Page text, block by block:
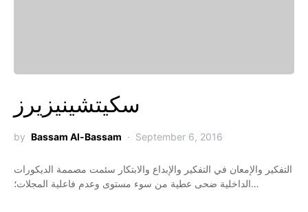
سكيتشينيزيرز
by Bassam Al-Bassam September 6, 2016
التفكير والإمعان في التفكير والإبداع والابتكار سئمت مصممة الديكورات
الداخلية ضحى عطية من سوء مستوى وعدم فاعلية المجلات؛…